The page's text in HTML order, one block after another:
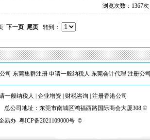
浏览次数：1367次
下一页 尾页 转到：
司 东莞集群注册 申请一般纳税人 东莞会计代理 注册公司
一般纳税人 企业增资 财税咨询
注册香港公司
公司地址：东莞市南城区鸿福西路国际商会大厦308 ©
易办 粤ICP备2021109000号©